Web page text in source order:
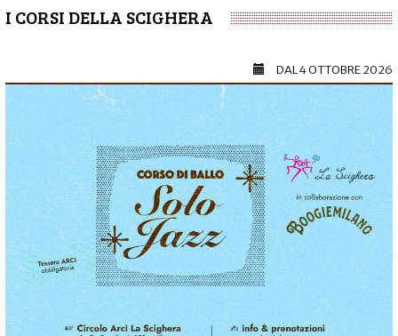
I CORSI DELLA SCIGHERA
DAL4 OTTOBRE 2026